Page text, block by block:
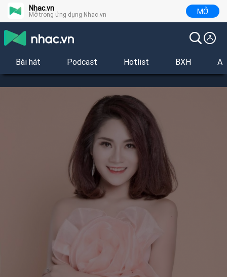
Nhac.vn
Mở trong ứng dụng Nhac.vn MỞ
Bài hát Podcast Hotlist BXH